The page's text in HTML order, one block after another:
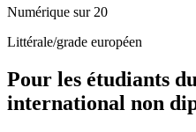
Numérique sur 20
Littérale/grade européen
Pour les étudiants
international non